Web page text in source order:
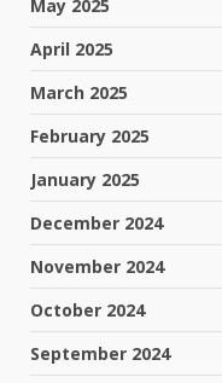
May 2025
April 2025
March 2025
February 2025
January 2025
December 2024
November 2024
October 2024
September 2024